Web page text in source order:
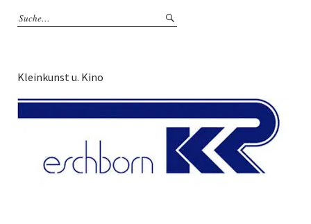
Kleinkunst u. Kino